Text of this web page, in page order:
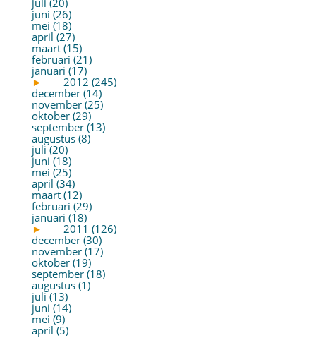
juli (20)
juni (26)
mei (18)
april (27)
maart (15)
februari (21)
januari (17)
►
2012 (245)
december (14)
november (25)
oktober (29)
september (13)
augustus (8)
juli (20)
juni (18)
mei (25)
april (34)
maart (12)
februari (29)
januari (18)
►
2011 (126)
december (30)
november (17)
oktober (19)
september (18)
augustus (1)
juli (13)
juni (14)
mei (9)
april (5)